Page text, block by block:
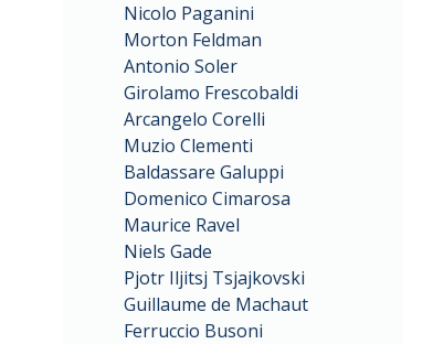
Nicolo Paganini
Morton Feldman
Antonio Soler
Girolamo Frescobaldi
Arcangelo Corelli
Muzio Clementi
Baldassare Galuppi
Domenico Cimarosa
Maurice Ravel
Niels Gade
Pjotr Iljitsj Tsjajkovski
Guillaume de Machaut
Ferruccio Busoni